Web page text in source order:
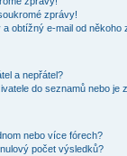
zprávy!
obtížný e-mail od někoho
a nepřátel?
do seznamů nebo je
nebo více fórech?
počet výsledků?